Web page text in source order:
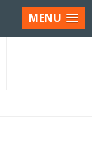
MENU